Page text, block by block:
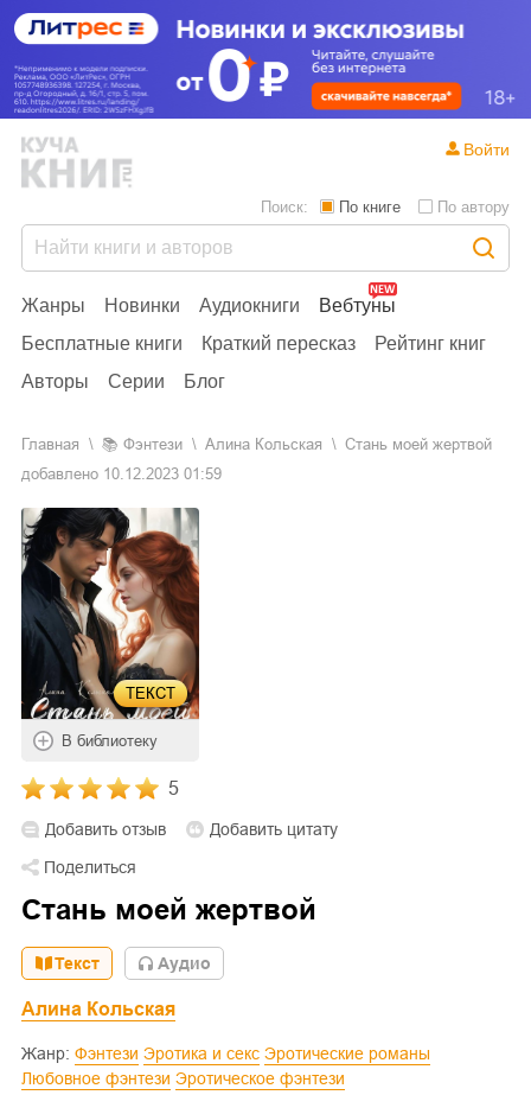
Жанры Новинки Аудиокниги
Вебтуны
Бесплатные книги
Краткий пересказ
Рейтинг книг
Авторы
Серии Блог
Поиск: По книге По автору
Войти
Главная 📚 фэнтези Алина Кольская
Стань моей жертвой
добавлено 10.12.2023 01:59
ТЕКСТ
В библиотеку
5
Добавить отзыв
Добавить цитату
Поделиться
Стань моей жертвой
Текст Aудио
Алина Кольская
Жанр: Фэнтези Эротика и секс
Эротические романы
Любовное фэнтези
Эротическое фэнтези